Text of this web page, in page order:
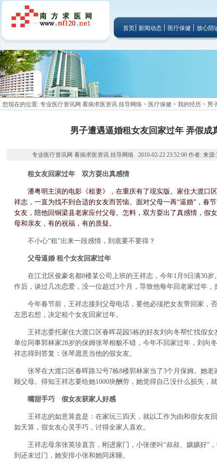
首页 新闻动态 医疗保健 放心陪
您现在的位置: 专业医疗资讯网 看病求医资讯 挂导网络 > 医疗保健 > 我的经历 > 男
男子遭遇逼婚租女友回家过年 弄假成
专业医疗资讯网 看病求医资讯 挂导网络 2010-02-22 23:52:00 作者: 来
租女友回家过年 双方耍出真感情
潘粤明主演的电影《租妻》，在重庆有了现实版。家住大渡口
祥志，一直为找不到合适的女友而苦恼。面对父母一再“逼婚”，春
女友，陪他回铜梁县老家应付父母。怎料，双方耍出了真感情，假
母和亲友，有的祝福，有的质疑。
不小心“租”出来一段感情，到底要不要得？
父母逼婚 租个女友回家过年
在江北区俊豪名都8楼某公司上班的王祥志，今年1月9日满30岁
作后，谈过几次恋爱，没一位超过3个月，导致他每年回老家过年，
今年春节前，王祥志接到父母电话，要他必须把女友带回家，
左思右想，决定租个女友回家过年。
王祥志委托家住大渡口区春晖花园5栋的好友刘向冬帮忙找假女
单位同事郭林家28岁的保姆张琴相貌不错，今年不回家过年，刘向
祥志得到答复：张琴愿意当他的假女友。
张琴在大渡口区春晖路32号7栋8楼郭林家当了3个月保姆。她老
顾父母。得知王祥志要给她1000块酬劳，她觉得自己没什么损失，
嘴甜手巧 假女友获家人好感
王祥志的如意算盘是：在家玩三四天，就以工作为由和假女友回
如天算，假女友心灵手巧，讨得全家人喜欢。
王祥志母亲张英珍直言，刚进家门，小张便叫“叔叔、孃孃好”
到还未过门，她安排小张和她同床睡。